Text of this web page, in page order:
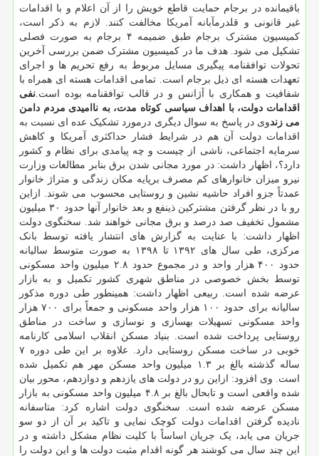
باقیمانده در برجام حمایت قاطع خویش را از آن اعلام و با اقدامات
غیر قانونی و قلدرمآبانه آمریکا مخالفت کنند. لازم به ذکر است،
کمیسیون مشترک برجام طبق ضمیمه ۴ برجام به صورت فصلی
تشکیل می شود. هدف ما در کمیسیون مشترک ضمن بررسی آخرین
تحولات توافقنامه پیگیری مسایل مربوط به رفع تحریم ها و اجرای
تعهدات هسته ای ذیل برجام است. تمامی اقدامات هسته ای همراه با
شفافیت و همکاری با آژانس و در قالب توافقنامه بوده است. نفی
اقدامات دولت، با اهداف سیاسی کوتاه مدت، به ناامیدی مردم دامن
می زندوی در پاسخ به سوال دیگری درمورد تشکیک عده ای نسبت به
اقدامات دولت آن هم در شرایط فشار حداکثری آمریکا و کاهش
سرمایه اجتماعی، ناشی از چیست و چه پیامدی برای نظام و کشور
دارد؟، اظهار داشت: در مورد مجانی شدن برق بنابر مطالعات وزارت
نیرو میزان خانوارهای کم مصرف برپایه مکان زندگی و متراژ خانوار
عمدتاً جزو افراد حاشیه نشین و روستایی محسوب می شوند. ازاین
رو با در نظر گرفتن مشترکین ذینفع و بعد خانوار آنها حدود ۳۰ میلیون
مشمول تخفیف صد درصد و برق مجانی خواهند شد. سخنگوی دولت
اظهار داشت: با عنایت به گزارش های انتشار یافته توسط بانک
مرکزی، طی سال های ۱۳۹۲ تا ۱۳۹۸ به صورت متوسط سالیانه
حدود ۴۰۰ هزار واحد و در مجموع حدود ۲.۸ میلیون واحد مسکونی
توسط بخش خصوصی در مناطق شهری کشور تکمیل و به بازار
عرضه شده است. ربیعی اظهار داشت: همینطور طی دوره مذکور
سالیانه برای حدود ۱۰۰ هزار واحد مسکونی و جمعاً برای ۷۰۰ هزار
واحد مسکونی تسهیلات بهسازی و نوسازی و ساخت در مناطق
روستایی پرداخت شده است. بنیاد مسکن انقلاب اسلامی کارنامه
خوبی در ساخت مسکن روستایی دارد. علاوه بر این طی دوره ۷
ساله گذشته بالغ بر ۱.۳ میلیون واحد مسکن مهر هم تکمیل شده
است. وی افزود: ازاین رو در دولت های یازدهم و دوازدهم، محور بیان
شده واقعی است و تابحال بالغ بر ۴.۸ میلیون واحد مسکونی به بازار
مسکن عرضه شده است. سخنگوی دولت اشاره کرد: متاسفانه
نادیده گرفتن اقدامات دولت کوچک نمایی و تاکید بر آن از دو سو
جریان می یابد، یک جریان اساساً با کلیت نظام مشکل داشته و در
این چند سال می کوشند هر گونه اقدام مثبت دولت ها و این دولت را